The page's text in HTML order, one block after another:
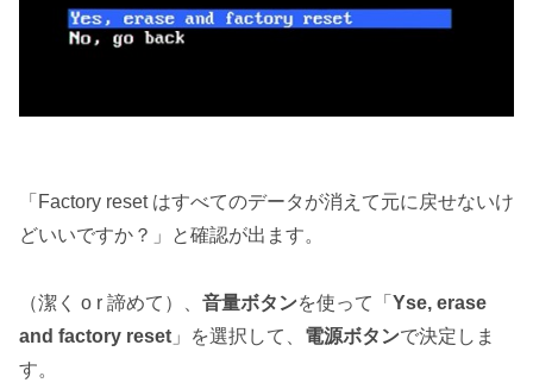
「Factory reset はすべてのデータが消えて元に戻せないけ
どいいですか？」と確認が出ます。
（潔く o r 諦めて）、 音量ボタンを使って「 Yse, erase
and factory reset 」を選択して、 電源ボタンで決定しま
す。